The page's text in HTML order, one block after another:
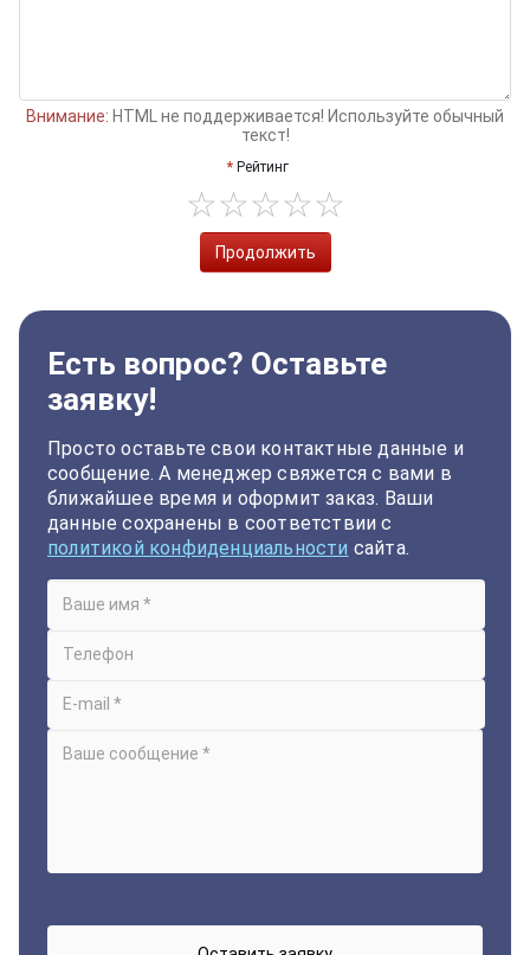
Внимание: HTML не поддерживается! Используйте обычный
текст!
Рейтинг
Продолжить
Есть вопрос? Оставьте
заявку!
Просто оставьте свои контактные данные и
сообщение. А менеджер свяжется с вами в
ближайшее время и оформит заказ. Ваши
данные сохранены в соответствии с
политикой конфиденциальности сайта.